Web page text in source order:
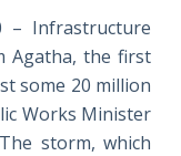
– Infrastructure
Agatha, the first
some 20 million
Works Minister
storm, which